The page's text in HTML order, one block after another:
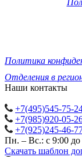
Политика
Отделения в
Наши контакты
+7(495)545-75-
+7(985)920-05-
+7(925)245-46-
Пн. – Вс.: с 9:00 до
Скачать шаблон